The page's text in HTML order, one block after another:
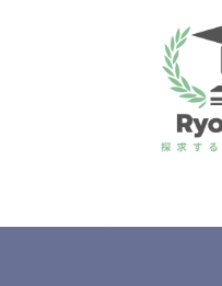
ス